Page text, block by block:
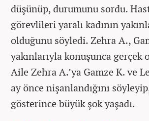
düşünüp, durumunu sordu.
görevlileri yaralı kadının
olduğunu söyledi. Zehra A.,
yakınlarıyla konuşunca gerçek
Aile Zehra A.’ya Gamze K. ve
ay önce nişanlandığını
gösterince büyük şok yaşadı.